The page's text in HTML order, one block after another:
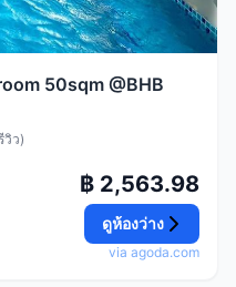
50sqm @BHB
วิว)
฿ 2,563.98
ดูห้องว่าง
via agoda.com